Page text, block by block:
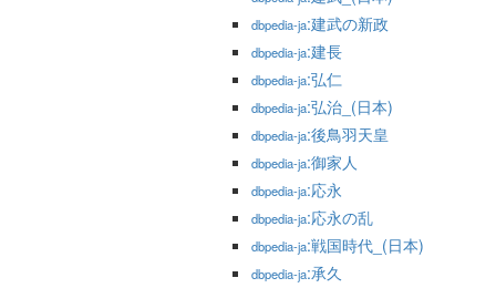
dbpedia-ja:建武の新政
dbpedia-ja:建長
dbpedia-ja:弘仁
dbpedia-ja:弘治_(日本)
dbpedia-ja:後鳥羽天皇
dbpedia-ja:御家人
dbpedia-ja:応永
dbpedia-ja:応永の乱
dbpedia-ja:戦国時代_(日本)
dbpedia-ja:承久